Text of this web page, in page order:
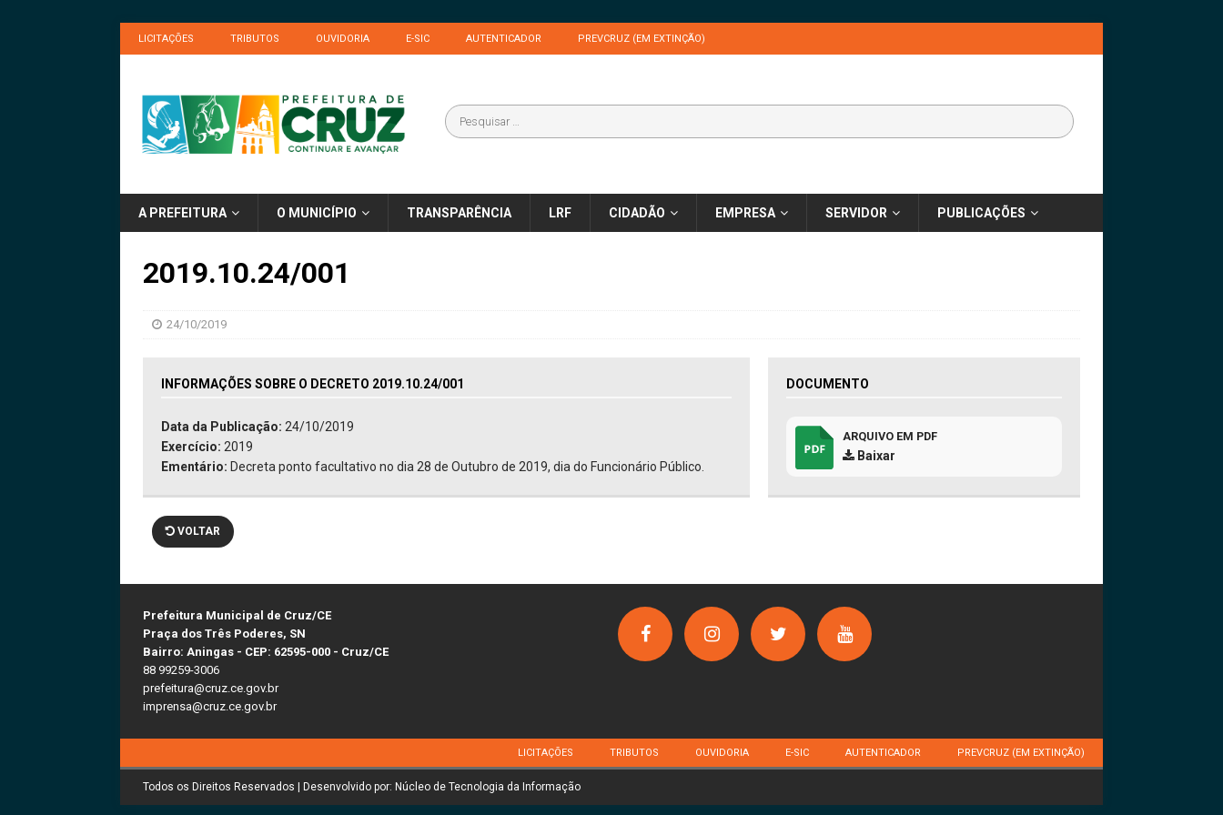
LICITAÇÕES TRIBUTOS OUVIDORIA E-SIC AUTENTICADOR PREVCRUZ (EM EXTINÇÃO)
A PREFEITURA O MUNICÍPIO TRANSPARÊNCIA LRF CIDADÃO EMPRESA SERVIDOR PUBLICAÇÕES
2019.10.24/001
24/10/2019
INFORMAÇÕES SOBRE O DECRETO 2019.10.24/001
Data da Publicação: 24/10/2019
Exercício: 2019
Ementário: Decreta ponto facultativo no dia 28 de Outubro de 2019, dia do Funcionário Público.
DOCUMENTO
ARQUIVO EM PDF
Baixar
VOLTAR
Prefeitura Municipal de Cruz/CE
Praça dos Três Poderes, SN
Bairro: Aningas - CEP: 62595-000 - Cruz/CE
88 99259-3006
prefeitura@cruz.ce.gov.br
imprensa@cruz.ce.gov.br
LICITAÇÕES TRIBUTOS OUVIDORIA E-SIC AUTENTICADOR PREVCRUZ (EM EXTINÇÃO)
Todos os Direitos Reservados | Desenvolvido por: Núcleo de Tecnologia da Informação